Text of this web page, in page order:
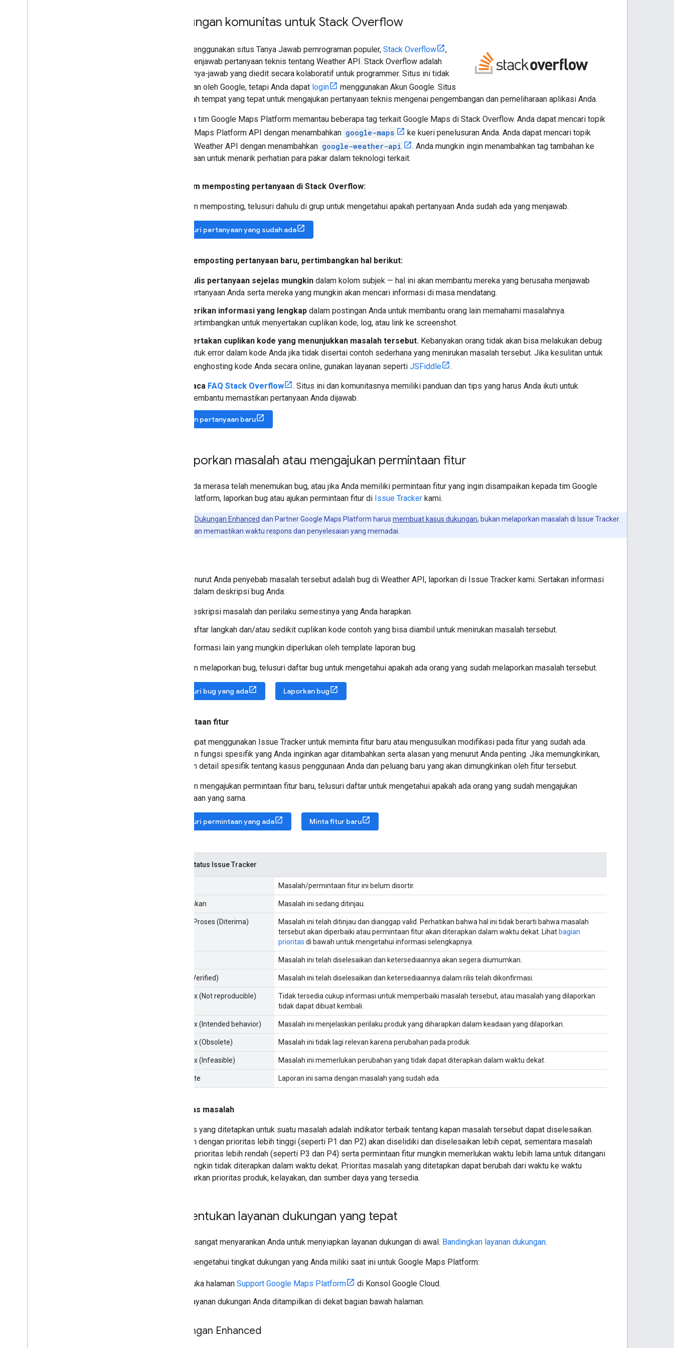
Dukungan komunitas untuk Stack Overflow
Kami menggunakan situs Tanya Jawab pemrograman populer, Stack Overflow
,
untuk menjawab pertanyaan teknis tentang Weather API. Stack Overflow adalah
situs tanya-jawab yang diedit secara kolaboratif untuk programmer. Situs ini tidak
dijalankan oleh Google, tetapi Anda dapat login
menggunakan Akun Google. Situs
ini adalah tempat yang tepat untuk mengajukan pertanyaan teknis mengenai pengembangan dan pemeliharaan aplikasi Anda.
Anggota tim Google Maps Platform memantau beberapa tag terkait Google Maps di Stack Overflow. Anda dapat mencari topik
Google Maps Platform API dengan menambahkan google-maps
ke kueri penelusuran Anda. Anda dapat mencari topik
khusus Weather API dengan menambahkan google-weather-api
. Anda mungkin ingin menambahkan tag tambahan ke
pertanyaan untuk menarik perhatian para pakar dalam teknologi terkait.
Sebelum memposting pertanyaan di Stack Overflow:
Sebelum memposting, telusuri dahulu di grup untuk mengetahui apakah pertanyaan Anda sudah ada yang menjawab.
Telusuri pertanyaan yang sudah ada
Saat memposting pertanyaan baru, pertimbangkan hal berikut:
Tulis pertanyaan sejelas mungkin dalam kolom subjek — hal ini akan membantu mereka yang berusaha menjawab
pertanyaan Anda serta mereka yang mungkin akan mencari informasi di masa mendatang.
Berikan informasi yang lengkap dalam postingan Anda untuk membantu orang lain memahami masalahnya.
Pertimbangkan untuk menyertakan cuplikan kode, log, atau link ke screenshot.
Sertakan cuplikan kode yang menunjukkan masalah tersebut. Kebanyakan orang tidak akan bisa melakukan debug
untuk error dalam kode Anda jika tidak disertai contoh sederhana yang menirukan masalah tersebut. Jika kesulitan untuk
menghosting kode Anda secara online, gunakan layanan seperti JSFiddle .
Baca FAQ Stack Overflow
. Situs ini dan komunitasnya memiliki panduan dan tips yang harus Anda ikuti untuk
membantu memastikan pertanyaan Anda dijawab.
Ajukan pertanyaan baru
Melaporkan masalah atau mengajukan permintaan fitur
Jika Anda merasa telah menemukan bug, atau jika Anda memiliki permintaan fitur yang ingin disampaikan kepada tim Google
Maps Platform, laporkan bug atau ajukan permintaan fitur di Issue Tracker kami.
Dukungan Enhanced dan Partner Google Maps Platform harus membuat kasus dukungan, bukan melaporkan masalah di Issue Tracker.
Tindakan ini akan memastikan waktu respons dan penyelesaian yang memadai.
Jika menurut Anda penyebab masalah tersebut adalah bug di Weather API, laporkan di Issue Tracker kami. Sertakan informasi
berikut dalam deskripsi bug Anda:
Deskripsi masalah dan perilaku semestinya yang Anda harapkan.
Daftar langkah dan/atau sedikit cuplikan kode contoh yang bisa diambil untuk menirukan masalah tersebut.
Informasi lain yang mungkin diperlukan oleh template laporan bug.
Sebelum melaporkan bug, telusuri daftar bug untuk mengetahui apakah ada orang yang sudah melaporkan masalah tersebut.
Telusuri bug yang ada Laporkan bug
Permintaan fitur
Anda dapat menggunakan Issue Tracker untuk meminta fitur baru atau mengusulkan modifikasi pada fitur yang sudah ada.
Jelaskan fungsi spesifik yang Anda inginkan agar ditambahkan serta alasan yang menurut Anda penting. Jika memungkinkan,
sertakan detail spesifik tentang kasus penggunaan Anda dan peluang baru yang akan dimungkinkan oleh fitur tersebut.
Sebelum mengajukan permintaan fitur baru, telusuri daftar untuk mengetahui apakah ada orang yang sudah mengajukan
permintaan yang sama.
Telusuri permintaan yang ada Minta fitur baru
Kode status Issue Tracker
Masalah/permintaan fitur ini belum disortir.
Ditugaskan Masalah ini sedang ditinjau.
Dalam Proses (Diterima)
Masalah ini telah ditinjau dan dianggap valid. Perhatikan bahwa hal ini tidak berarti bahwa masalah
tersebut akan diperbaiki atau permintaan fitur akan diterapkan dalam waktu dekat. Lihat bagian
prioritas di bawah untuk mengetahui informasi selengkapnya.
Masalah ini telah diselesaikan dan ketersediaannya akan segera diumumkan.
Fixed (Verified) Masalah ini telah diselesaikan dan ketersediaannya dalam rilis telah dikonfirmasi.
Won't fix (Not reproducible)
Tidak tersedia cukup informasi untuk memperbaiki masalah tersebut, atau masalah yang dilaporkan
tidak dapat dibuat kembali.
Won't fix (Intended behavior) Masalah ini menjelaskan perilaku produk yang diharapkan dalam keadaan yang dilaporkan.
Won't fix (Obsolete) Masalah ini tidak lagi relevan karena perubahan pada produk.
Won't fix (Infeasible) Masalah ini memerlukan perubahan yang tidak dapat diterapkan dalam waktu dekat.
Duplicate Laporan ini sama dengan masalah yang sudah ada.
Prioritas masalah
Prioritas yang ditetapkan untuk suatu masalah adalah indikator terbaik tentang kapan masalah tersebut dapat diselesaikan.
Masalah dengan prioritas lebih tinggi (seperti P1 dan P2) akan diselidiki dan diselesaikan lebih cepat, sementara masalah
dengan prioritas lebih rendah (seperti P3 dan P4) serta permintaan fitur mungkin memerlukan waktu lebih lama untuk ditangani
atau mungkin tidak diterapkan dalam waktu dekat. Prioritas masalah yang ditetapkan dapat berubah dari waktu ke waktu
berdasarkan prioritas produk, kelayakan, dan sumber daya yang tersedia.
Menentukan layanan dukungan yang tepat
Google sangat menyarankan Anda untuk menyiapkan layanan dukungan di awal. Bandingkan layanan dukungan.
Untuk mengetahui tingkat dukungan yang Anda miliki saat ini untuk Google Maps Platform:
Buka halaman Support Google Maps Platform
di Konsol Google Cloud.
Layanan dukungan Anda ditampilkan di dekat bagian bawah halaman.
Dukungan Enhanced